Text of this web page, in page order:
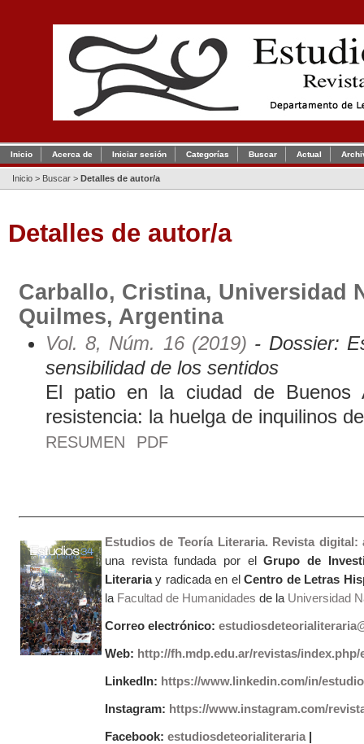
Inicio Acerca de Iniciar sesión Categorías Buscar Actual
Inicio > Buscar > Detalles de autor/a
Detalles de autor/a
Carballo, Cristina, Universidad
Quilmes, Argentina
Vol. 8, Núm. 16 (2019) - Dossier:
sensibilidad de los sentidos
El patio en la ciudad de Buenos
resistencia: la huelga de inquilinos
RESUMEN PDF
Estudios de Teoría Literaria. Revista
una revista fundada por elGrupo de
Literariay radicada en elCentro de Letras
la Facultad de Humanidades de laUniversidad
Correo electrónico:
Web: http://fh.mdp.edu.ar/revistas/index.php/
LinkedIn: https://www.linkedin.com/in/
Instagram: https://www.instagram.com/
Facebook: estudiosdeteorialiteraria|